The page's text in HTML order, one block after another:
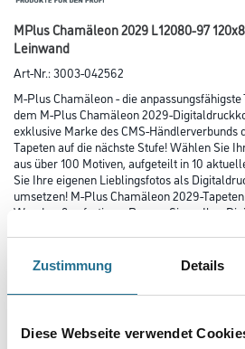
Zustimmung Details
Diese Webseite verwendet
MPlus Chamäleon 2029 L12080-97
Leinwand
Art-Nr.:3003-042562
M-Plus Chamäleon - die
dem M-Plus Chamäleon 2029-
exklusive Marke des CMS-Händlerverbunds
Tapeten auf die nächste Stufe! Wählen Sie
aus über 100 Motiven, aufgeteilt in 10
Sie Ihre eigenen Lieblingsfotos als
umsetzen! M-Plus Chamäleon 2029-
Wandmaß anfertigen. Passen Sie so Ihre
Farbtonbezeichnung
Länge in centimeter